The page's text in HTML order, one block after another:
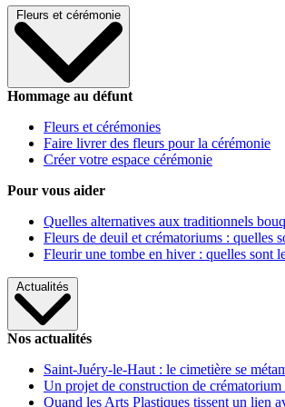
Fleurs et cérémonie
Hommage au défunt
Fleurs et cérémonies
Faire livrer des fleurs pour la cérémonie
Créer votre espace cérémonie
Pour vous aider
Quelles alternatives aux traditionnels
Fleurs de deuil et crématoriums : quelles
Fleurir une tombe en hiver : quelles sont
Actualités
Nos actualités
Saint-Juéry-le-Haut : le cimetière se
Un projet de construction de
Quand les Arts Plastiques tissent un lien